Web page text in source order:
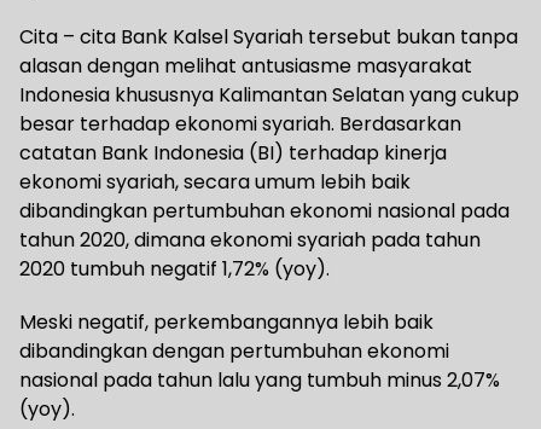
Cita – cita Bank Kalsel Syariah tersebut bukan tanpa
alasan dengan melihat antusiasme masyarakat
Indonesia khususnya Kalimantan Selatan yang cukup
besar terhadap ekonomi syariah. Berdasarkan
catatan Bank Indonesia (BI) terhadap kinerja
ekonomi syariah, secara umum lebih baik
dibandingkan pertumbuhan ekonomi nasional pada
tahun 2020, dimana ekonomi syariah pada tahun
2020 tumbuh negatif 1,72% (yoy).
Meski negatif, perkembangannya lebih baik
dibandingkan dengan pertumbuhan ekonomi
nasional pada tahun lalu yang tumbuh minus 2,07%
(yoy).